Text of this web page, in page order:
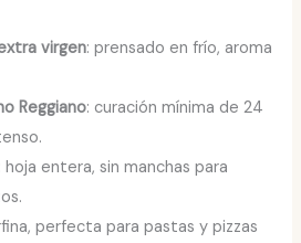
virgen: prensado en frío, aroma
Reggiano: curación mínima de 24
: hoja entera, sin manchas para
perfecta para pastas y pizzas